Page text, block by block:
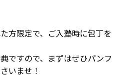
方限定で、ご入塾時に包丁を
ですので、まずはぜひパンフ
いませ！